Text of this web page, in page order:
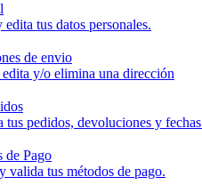
edita tus datos personales.
de envio
y/o elimina una dirección
tus pedidos, devoluciones y
de Pago
valida tus métodos de pago.